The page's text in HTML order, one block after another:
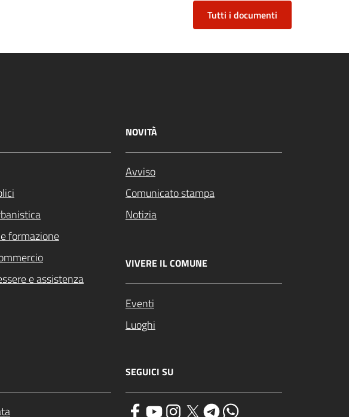
Tutti i documenti
formazione
e assistenza
NOVITÀ
Avviso
Comunicato stampa
Notizia
VIVERE IL COMUNE
Eventi
Luoghi
SEGUICI SU